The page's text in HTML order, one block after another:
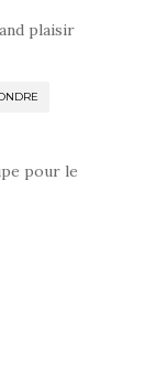
plaisir
pour le